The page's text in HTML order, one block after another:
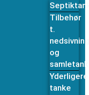
Tilbehør
t.
og
Yderligere
tanke